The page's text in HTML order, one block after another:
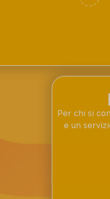
Per chi si
e un